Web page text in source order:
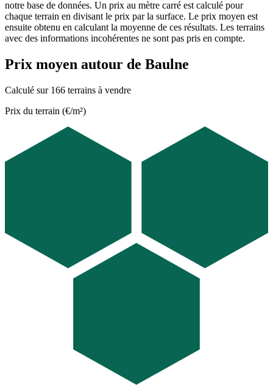
notre base de données. Un prix au mètre carré est calculé pour
chaque terrain en divisant le prix par la surface. Le prix moyen est
ensuite obtenu en calculant la moyenne de ces résultats. Les terrains
avec des informations incohérentes ne sont pas pris en compte.
Prix moyen autour de Baulne
Calculé sur 166 terrains à vendre
Prix du terrain (€/m²)